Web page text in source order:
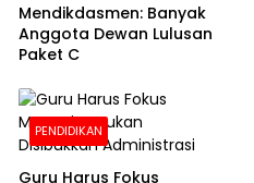
Mendikdasmen: Banyak
Anggota Dewan Lulusan
Paket C
PENDIDIKAN
Guru Harus Fokus